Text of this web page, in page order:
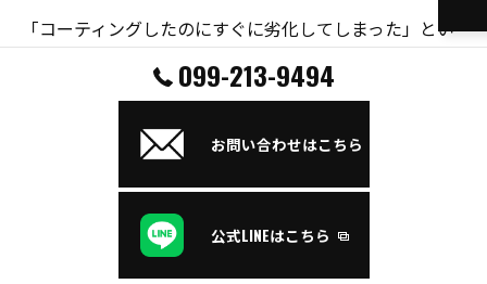
「コーティングしたのにすぐに劣化してしまった」とい
う失敗例も見られるため、施工後のメンテナンスや洗車
方法の指導を受けておくと安心です。特に鹿児島県のよ
うな特殊な環境下では、定期的な専門店でのチェックが
推奨されています。
火山灰対応のコーティング剤とは
鹿児島県のカーオーナーにとって、火山灰による塗装ダ
099-213-9494
お問い合わせはこちら
公式LINEはこちら